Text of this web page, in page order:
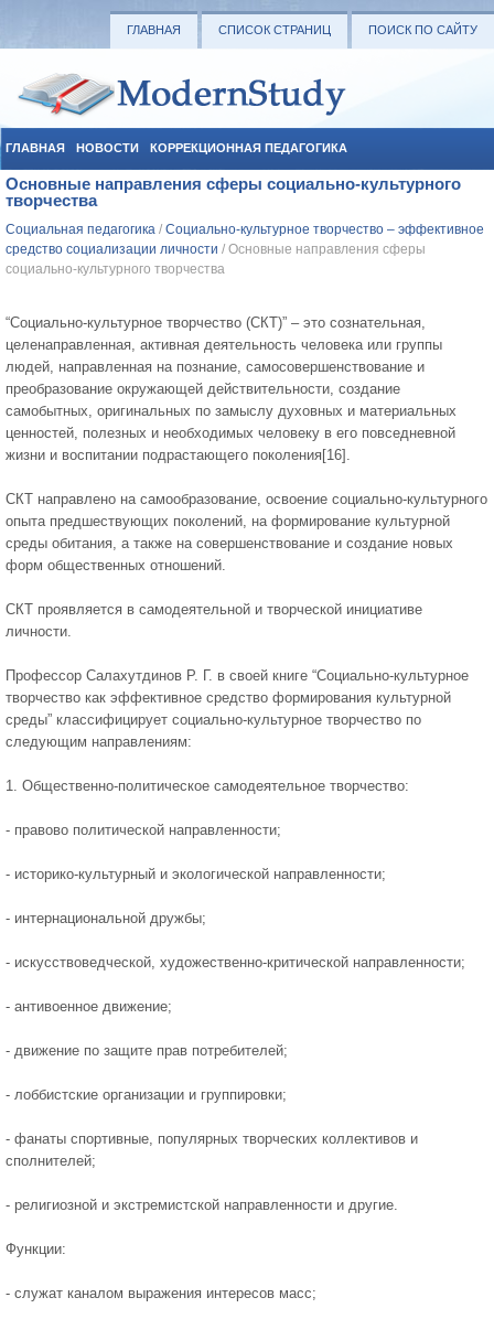
ГЛАВНАЯ СПИСОК СТРАНИЦ ПОИСК ПО САЙТУ
ГЛАВНАЯ НОВОСТИ КОРРЕКЦИОННАЯ ПЕДАГОГИКА
СОЦИАЛЬНАЯ ПЕДАГОГИКА УЧЕБНЫЕ МАТЕРИАЛЫ
Основные направления сферы социально-культурного
творчества
Социальная педагогика / Социально-культурное творчество – эффективное
средство социализации личности / Основные направления сферы
социально-культурного творчества
“Социально-культурное творчество (СКТ)” – это сознательная,
целенаправленная, активная деятельность человека или группы
людей, направленная на познание, самосовершенствование и
преобразование окружающей действительности, создание
самобытных, оригинальных по замыслу духовных и материальных
ценностей, полезных и необходимых человеку в его повседневной
жизни и воспитании подрастающего поколения[16].
СКТ направлено на самообразование, освоение социально-культурного
опыта предшествующих поколений, на формирование культурной
среды обитания, а также на совершенствование и создание новых
форм общественных отношений.
СКТ проявляется в самодеятельной и творческой инициативе
личности.
Профессор Салахутдинов Р. Г. в своей книге “Социально-культурное
творчество как эффективное средство формирования культурной
среды” классифицирует социально-культурное творчество по
следующим направлениям:
1. Общественно-политическое самодеятельное творчество:
- правово политической направленности;
- историко-культурный и экологической направленности;
- интернациональной дружбы;
- искусствоведческой, художественно-критической направленности;
- антивоенное движение;
- движение по защите прав потребителей;
- лоббистские организации и группировки;
- фанаты спортивные, популярных творческих коллективов и
сполнителей;
- религиозной и экстремистской направленности и другие.
Функции:
- служат каналом выражения интересов масс;